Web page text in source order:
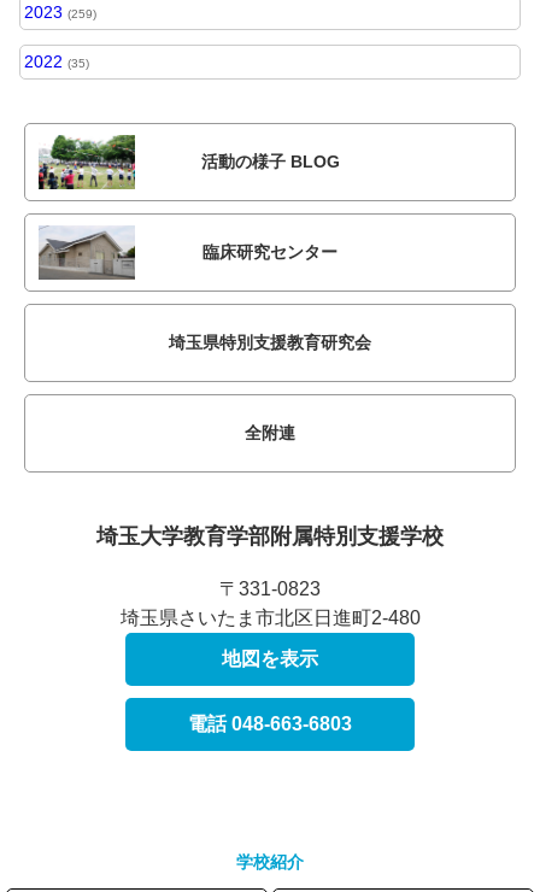
2023 (259)
2022 (35)
活動の様子 BLOG
臨床研究センター
埼玉県特別支援教育研究会
全附連
埼玉大学教育学部附属特別支援学校
〒331-0823
埼玉県さいたま市北区日進町2-480
地図を表示
電話 048-663-6803
学校紹介